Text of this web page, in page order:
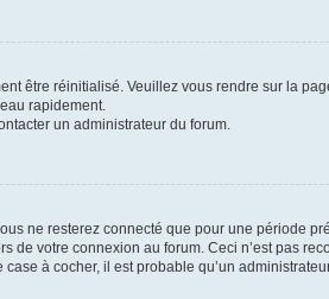
être réinitialisé. Veuillez vous rendre sur la
rapidement.
un administrateur du forum.
ne resterez connecté que pour une période
de votre connexion au forum. Ceci n’est pas
à cocher, il est probable qu’un